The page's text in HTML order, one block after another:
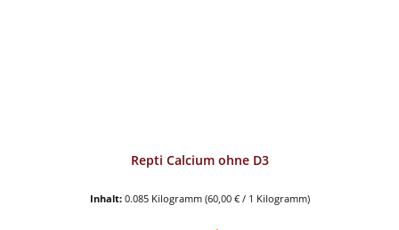
Repti Calcium ohne D3
Inhalt: 0.085 Kilogramm (60,00 € / 1 Kilogramm)